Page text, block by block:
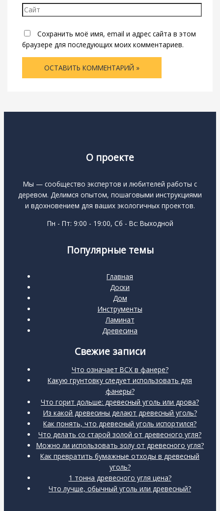
Сайт
Сохранить моё имя, email и адрес сайта в этом
браузере для последующих моих комментариев.
О проекте
Мы — сообщество экспертов и любителей работы с
деревом. Делимся опытом, пошаговыми инструкциями
и вдохновением для ваших экологичных проектов.
Пн - Пт: 9:00 - 19:00, Сб - Вс: Выходной
Популярные темы
Главная
Доски
Дом
Инструменты
Ламинат
Древесина
Свежие записи
Что означает BCX в фанере?
Какую грунтовку следует использовать для
фанеры?
Что горит дольше: древесный уголь или дрова?
Из какой древесины делают древесный уголь?
Как понять, что древесный уголь испортился?
Что делать со старой золой от древесного угля?
Можно ли использовать золу от древесного угля?
Как превратить бумажные отходы в древесный
уголь?
1 тонна древесного угля цена?
Что лучше, обычный уголь или древесный?